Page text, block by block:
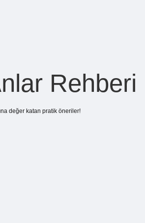
Rehberi
değer katan pratik öneriler!